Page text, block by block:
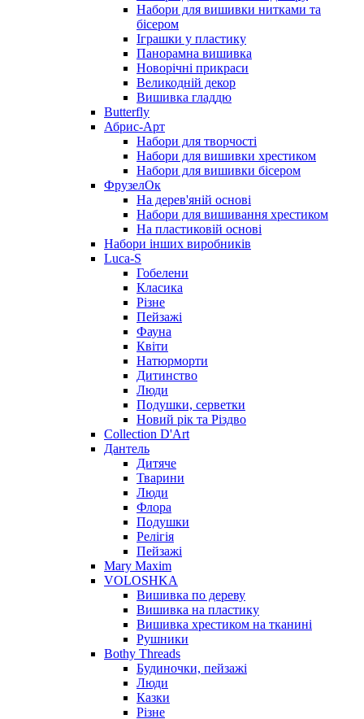
Набори для вишивки нитками та
бісером
Іграшки у пластику
Панорамна вишивка
Новорічні прикраси
Великодній декор
Вишивка гладдю
Butterfly
Абрис-Арт
Набори для творчості
Набори для вишивки хрестиком
Набори для вишивки бісером
ФрузелОк
На дерев'яній основі
Набори для вишивання хрестиком
На пластиковій основі
Набори інших виробників
Luca-S
Гобелени
Класика
Різне
Пейзажі
Фауна
Квіти
Натюрморти
Дитинство
Люди
Подушки, серветки
Новий рік та Різдво
Collection D'Art
Дантель
Дитяче
Тварини
Люди
Флора
Подушки
Релігія
Пейзажі
Mary Maxim
VOLOSHKA
Вишивка по дереву
Вишивка на пластику
Вишивка хрестиком на тканині
Рушники
Bothy Threads
Будиночки, пейзажі
Люди
Казки
Різне